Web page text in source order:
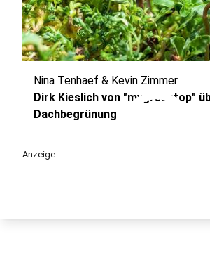
play_circle
Nina Tenhaef & Kevin Zimmer
Dirk Kieslich von "mygreentop"
Dachbegrünung
Anzeige